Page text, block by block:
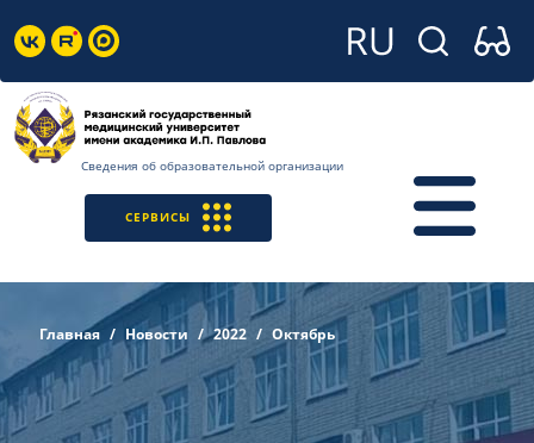
Сведения об образовательной организации
СЕРВИСЫ
Главная Новости 2022 Октябрь